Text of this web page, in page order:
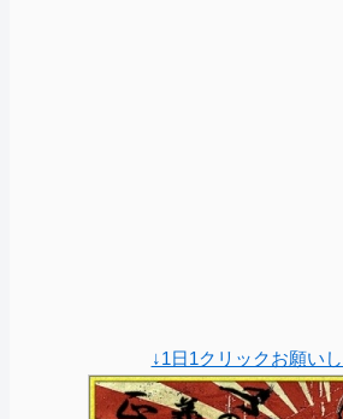
↓1日1クリックお願い